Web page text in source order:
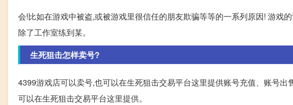
会!比如在游戏中被盗,或被游戏里很信任的朋友欺骗等等的一系列原因! 游戏
除了工作室练到某。
生死狙击怎样卖号?
4399游戏店可以卖号,也可以在生死狙击交易平台这里提供账号充值、账号
可以在生死狙击交易平台这里提供。